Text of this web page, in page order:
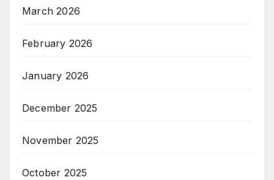
March 2026
February 2026
January 2026
December 2025
November 2025
October 2025